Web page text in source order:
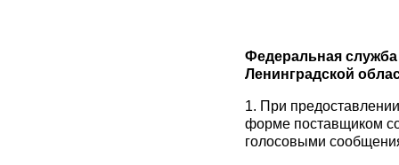
Федеральная служба
Ленинградской
1. При
форме поставщиком
голосовыми